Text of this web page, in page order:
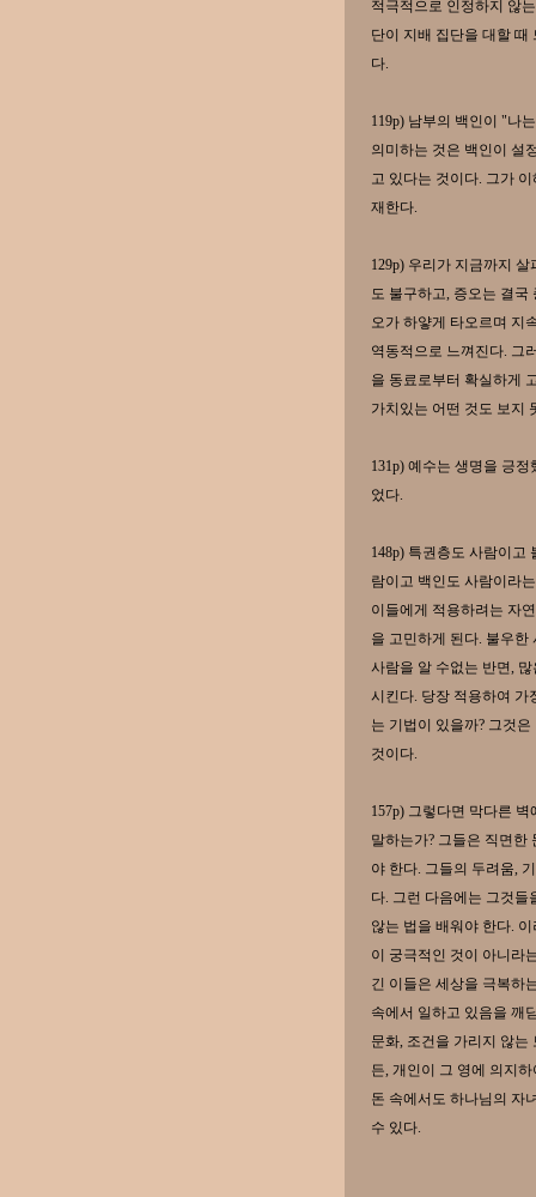
적극적으로 인정하지 않
단이 지배 집단을 대할 때
다.
119p) 남부의 백인이 "나
의미하는 것은 백인이 설
고 있다는 것이다. 그가
재한다.
129p) 우리가 지금까지
도 불구하고, 증오는 결국
오가 하얗게 타오르며 지
역동적으로 느껴진다. 그
을 동료로부터 확실하게
가치있는 어떤 것도 보지
131p) 예수는 생명을 긍
었다.
148p) 특권층도 사람이고
람이고 백인도 사람이라
이들에게 적용하려는 자
을 고민하게 된다. 불우한
사람을 알 수없는 반면,
시킨다. 당장 적용하여 가
는 기법이 있을까? 그것
것이다.
157p) 그렇다면 막다른
말하는가? 그들은 직면한
야 한다. 그들의 두려움,
다. 그런 다음에는 그것들
않는 법을 배워야 한다.
이 궁극적인 것이 아니라
긴 이들은 세상을 극복하
속에서 일하고 있음을 깨
문화, 조건을 가리지 않는
든, 개인이 그 영에 의지
돈 속에서도 하나님의 자
수 있다.